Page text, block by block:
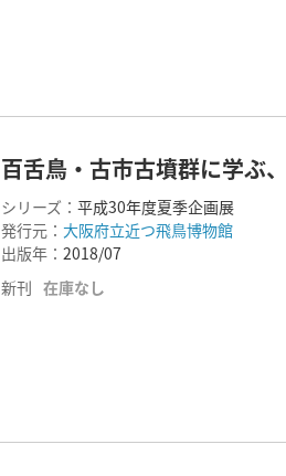
百舌鳥・古市古墳群に学ぶ
シリーズ： 平成30年度夏季企画展
発行元： 大阪府立近つ飛鳥博物館
出版年： 2018/07
新刊 在庫なし